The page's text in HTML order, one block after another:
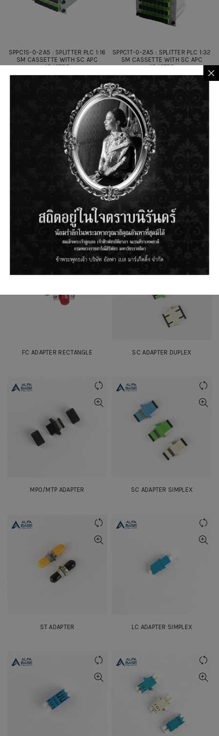
SPPC1S-0-2A5 : SPLITTER PLC 1:16
SM CASSETTE WITH SC APC
ADAPTER
SPPC1T-0-2A5 : SPLITTER PLC 1:32
SM CASSETTE WITH SC APC
ADAPTER
MALE/LC FEMALE HYBRID SM
ADAPTER
FC ADAPTER RECTANGLE SC ADAPTER DUPLEX
MPO/MTP ADAPTER SC ADAPTER SIMPLEX
ST ADAPTER LC ADAPTER SIMPLEX